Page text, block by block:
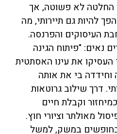
החלטה לא פשוטה, אך
להיות גם תיירותי, מה
העיסוקים והפרנסה.
נאים: "פיתוח הגינה
את עינו האסתטית
וחידדה בי את אותה
דרך שילוב גרוטאות
וקבלת חיים
מאולתר וציורי חוץ.
בחופשים במשק, למשל